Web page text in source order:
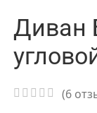
Диван
(6